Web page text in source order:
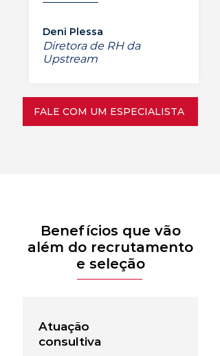
Deni Plessa
Diretora de RH da
Upstream
FALE COM UM ESPECIALISTA
Benefícios que vão
além do recrutamento
e seleção
Atuação
consultiva